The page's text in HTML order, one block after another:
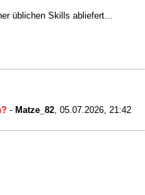
üblichen Skills abliefert...
- Matze_82, 05.07.2026, 21:42